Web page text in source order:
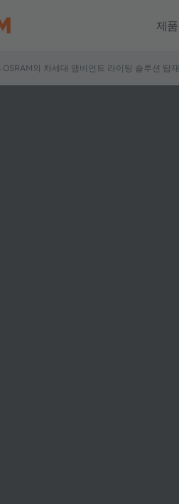
제품
OSRAM의 차세대 앰비언트 라이팅 솔루션 탑재